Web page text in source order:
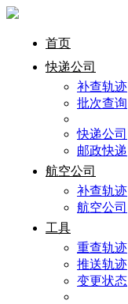
首页
快递公司
补查轨迹
批次查询
快递公司
邮政快递
航空公司
补查轨迹
航空公司
工具
重查轨迹
推送轨迹
变更状态